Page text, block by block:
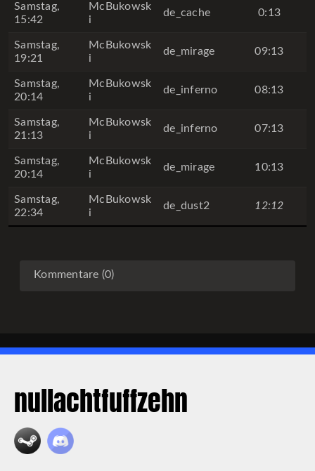
Samstag,
15:42
McBukowsk
i
de_cache 0:13
Samstag,
19:21
McBukowsk
i
de_mirage 09:13
Samstag,
20:14
McBukowsk
i
de_inferno 08:13
Samstag,
21:13
McBukowsk
i
de_inferno 07:13
Samstag,
20:14
McBukowsk
i
de_mirage 10:13
Samstag,
22:34
McBukowsk
i
de_dust2 12:12
Kommentare (0)
nullachtfuffzehn